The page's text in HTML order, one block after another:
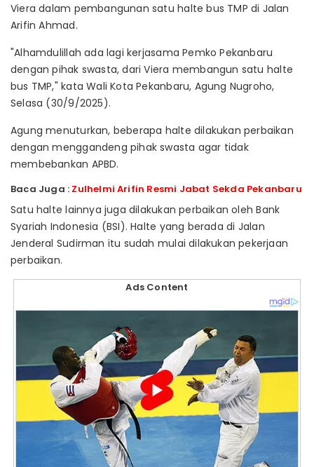
Viera dalam pembangunan satu halte bus TMP di Jalan
Arifin Ahmad.
"Alhamdulillah ada lagi kerjasama Pemko Pekanbaru
dengan pihak swasta, dari Viera membangun satu halte
bus TMP," kata Wali Kota Pekanbaru, Agung Nugroho,
Selasa (30/9/2025).
Agung menuturkan, beberapa halte dilakukan perbaikan
dengan menggandeng pihak swasta agar tidak
membebankan APBD.
Baca Juga : Zulhelmi Arifin Resmi Jabat Sekda Pekanbaru
Satu halte lainnya juga dilakukan perbaikan oleh Bank
Syariah Indonesia (BSI). Halte yang berada di Jalan
Jenderal Sudirman itu sudah mulai dilakukan pekerjaan
perbaikan.
Ads Content